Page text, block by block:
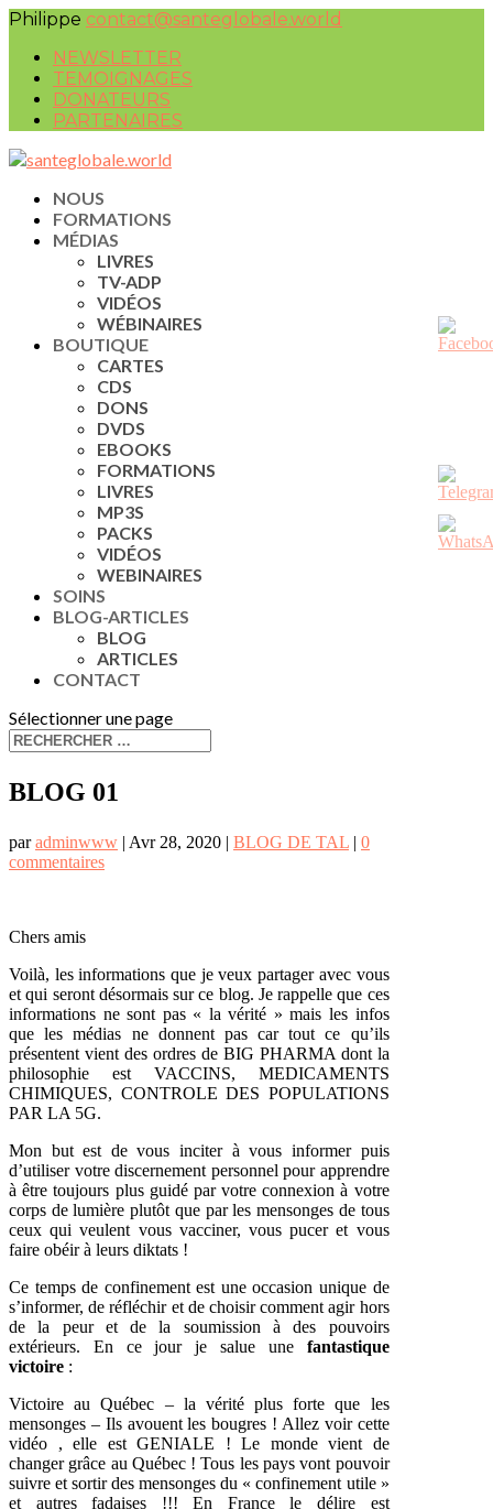
Philippe contact@santeglobale.world
NEWSLETTER
TEMOIGNAGES
DONATEURS
PARTENAIRES
NOUS
FORMATIONS
MÉDIAS
LIVRES
TV-ADP
VIDÉOS
WÉBINAIRES
BOUTIQUE
CARTES
CDS
DONS
DVDS
EBOOKS
FORMATIONS
LIVRES
MP3S
PACKS
VIDÉOS
WEBINAIRES
SOINS
BLOG-ARTICLES
BLOG
ARTICLES
CONTACT
Sélectionner une page
BLOG 01
paradminwww | Avr 28, 2020 | BLOG DE TAL | 0
commentaires
Chers amis
Voilà, les informations que je veux partager avec vous
et qui seront désormais sur ce blog. Je rappelle que ces
informations ne sont pas « la vérité » mais les infos
que les médias ne donnent pas car tout ce qu’ils
présentent vient des ordres de BIG PHARMA dont la
philosophie est VACCINS, MEDICAMENTS
CHIMIQUES, CONTROLE DES POPULATIONS
PAR LA 5G.
Mon but est de vous inciter à vous informer puis
d’utiliser votre discernement personnel pour apprendre
à être toujours plus guidé par votre connexion à votre
corps de lumière plutôt que par les mensonges de tous
ceux qui veulent vous vacciner, vous pucer et vous
faire obéir à leurs diktats !
Ce temps de confinement est une occasion unique de
s’informer, de réfléchir et de choisir comment agir hors
de la peur et de la soumission à des pouvoirs
extérieurs. En ce jour je salue une fantastique
victoire :
Victoire au Québec – la vérité plus forte que les
mensonges – Ils avouent les bougres ! Allez voir cette
vidéo , elle est GENIALE ! Le monde vient de
changer grâce au Québec ! Tous les pays vont pouvoir
suivre et sortir des mensonges du « confinement utile »
et autres fadaises !!! En France le délire est